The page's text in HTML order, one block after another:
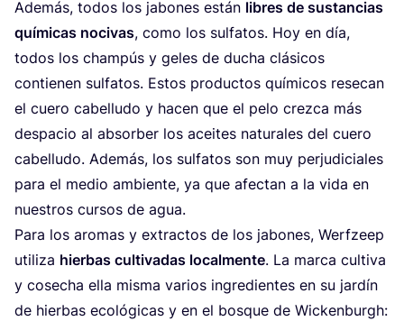
Ade­más, todos los jabo­nes están libres de sus­tan­cias
quí­mi­cas noci­vas, como los sul­fa­tos. Hoy en día,
todos los cham­pús y geles de ducha clá­si­cos
con­tie­nen sul­fa­tos. Estos pro­duc­tos quí­mi­cos rese­can
el cue­ro cabe­llu­do y hacen que el pelo crez­ca más
des­pa­cio al absor­ber los acei­tes natu­ra­les del cue­ro
cabe­llu­do. Ade­más, los sul­fa­tos son muy per­ju­di­cia­les
para el medio ambien­te, ya que afec­tan a la vida en
nues­tros cur­sos de agua.
Para los aro­mas y extrac­tos de los jabo­nes, Werf­zeep
uti­li­za hier­bas cul­ti­va­das local­men­te. La mar­ca cul­ti­va
y cose­cha ella mis­ma varios ingre­dien­tes en su jar­dín
de hier­bas eco­ló­gi­cas y en el bos­que de Wic­ken­burgh: